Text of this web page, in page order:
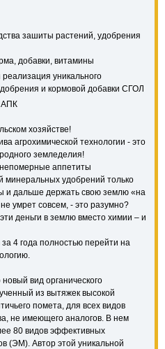
зашиты растений, удобрения
добавки, витамины
реализация уникального
и кормовой добавки СГОЛ
АПК
хозяйстве!
агрохимической технологии - это
земледелия!
аппетиты
минеральных удобрений только
и дальше держать свою землю «на
умрет совсем, - это разумно?
деньги в землю вместо химии – и
4 года полностью перейти на
вид органического
из вытяжек высокой
помета, для всех видов
не имеющего аналогов. В нем
80 видов эффективных
(ЭМ). Автор этой уникальной